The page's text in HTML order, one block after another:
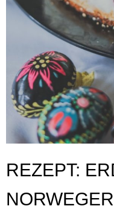
REZEPT: